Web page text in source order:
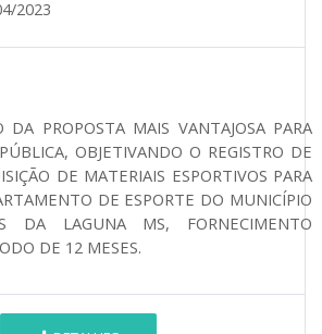
2023
DA PROPOSTA MAIS VANTAJOSA PARA
OBJETIVANDO O REGISTRO DE
DE MATERIAIS ESPORTIVOS PARA
DE ESPORTE DO MUNICÍPIO
DA LAGUNA MS, FORNECIMENTO
DE 12 MESES.